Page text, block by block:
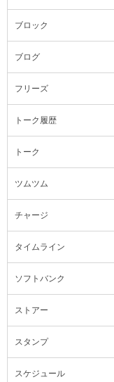
ブロック
ブログ
フリーズ
トーク履歴
トーク
ツムツム
チャージ
タイムライン
ソフトバンク
ストアー
スタンプ
スケジュール